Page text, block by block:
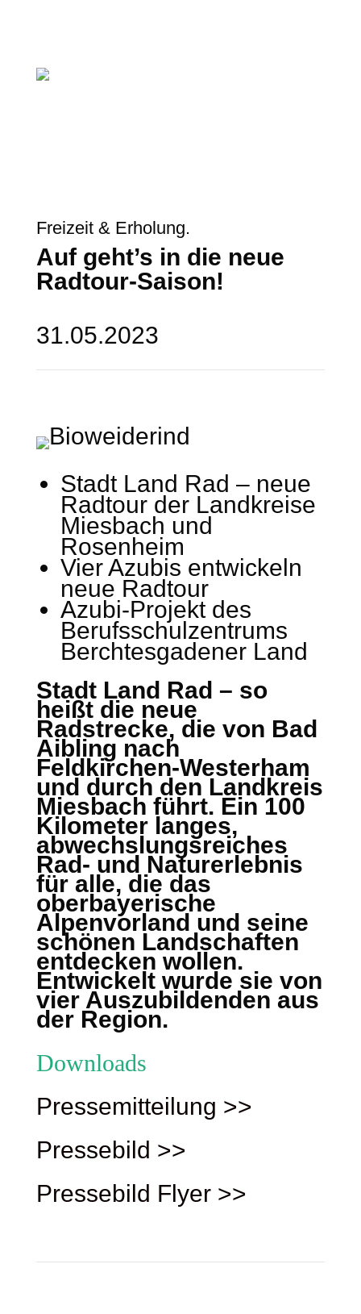
Freizeit & Erholung.
Auf geht’s in die neue
Radtour-Saison!
31.05.2023
Stadt Land Rad – neue
Radtour der Landkreise
Miesbach und
Rosenheim
Vier Azubis entwickeln
neue Radtour
Azubi-Projekt des
Berufsschulzentrums
Berchtesgadener Land
Stadt Land Rad – so
heißt die neue
Radstrecke, die von Bad
Aibling nach
Feldkirchen-Westerham
und durch den Landkreis
Miesbach führt. Ein 100
Kilometer langes,
abwechslungsreiches
Rad- und Naturerlebnis
für alle, die das
oberbayerische
Alpenvorland und seine
schönen Landschaften
entdecken wollen.
Entwickelt wurde sie von
vier Auszubildenden aus
der Region.
Downloads
Pressemitteilung >>
Pressebild >>
Pressebild Flyer >>